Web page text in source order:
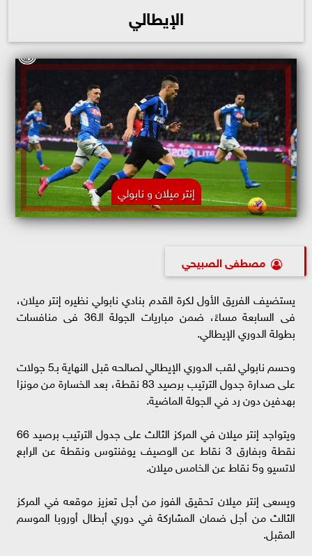
الإيطالي
إنتر ميلان و نابولي
مصطفى الصبيحي
يستضيف الفريق الأول لكرة القدم بنادي نابولي نظيره إنتر ميلان،
فى السابعة مساءً، ضمن مباريات الجولة الـ36 فى منافسات
بطولة الدوري الإيطالي.
وحسم نابولي لقب الدوري الإيطالي لصالحه قبل النهاية بـ5 جولات
على صدارة جدول الترتيب برصيد 83 نقطة، بعد الخسارة من مونزا
بهدفين دون رد في الجولة الماضية.
ويتواجد إنتر ميلان في المركز الثالث على جدول الترتيب برصيد 66
نقطة وبفارق 3 نقاط عن الوصيف يوفنتوس ونقطة عن الرابع
لاتسيو و5 نقاط عن الخامس ميلان.
ويسعى إنتر ميلان تحقيق الفوز من أجل تعزيز موقعه في المركز
الثالث من أجل ضمان المشاركة في دوري أبطال أوروبا الموسم
المقبل.